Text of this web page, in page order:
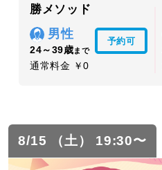
勝メソッド
男性
24～39歳まで
予約可
通常料金 ￥0
8/15 （土） 19:30〜